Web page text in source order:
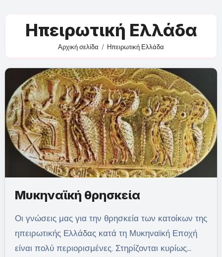
Ηπειρωτική Ελλάδα
Αρχική σελίδα Ηπειρωτική Ελλάδα
Μυκηναϊκή θρησκεία
Οι γνώσεις μας για την θρησκεία των κατοίκων της
ηπειρωτικής Ελλάδας κατά τη Μυκηναϊκή Εποχή
είναι πολύ περιορισμένες. Στηρίζονται κυρίως…